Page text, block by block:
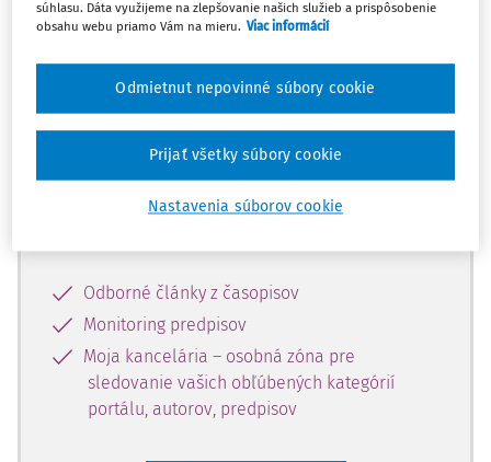
Celý odborný obsah z tejto oblasti je
dostupný predplatiteľom portálu.
Odomknite si prístup k odbornému
obsahu a získajte prístup na 10 dní
zdarma, stačí sa len zaregistrovať.
Vďaka registrácii získate prístup aj k
Odborné články z časopisov
Monitoring predpisov
Moja kancelária – osobná zóna pre
sledovanie vašich obľúbených kategórií
portálu, autorov, predpisov
súhlasu. Dáta využijeme na zlepšovanie našich služieb a prispôsobenie
obsahu webu priamo Vám na mieru. Viac informácií
Nastavenia súborov cookie
Odmietnut nepovinné súbory cookie
Prijať všetky súbory cookie